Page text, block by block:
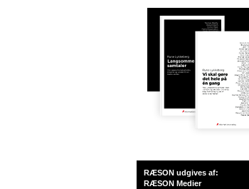
RÆSON udgives af:
RÆSON Medier